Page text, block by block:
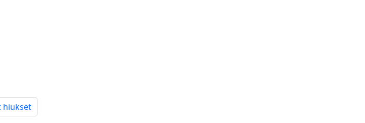
hiukset